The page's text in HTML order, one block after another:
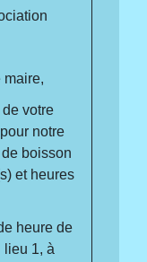
maire,
votre
notre
boisson
et heures
heure de
lieu 1, à